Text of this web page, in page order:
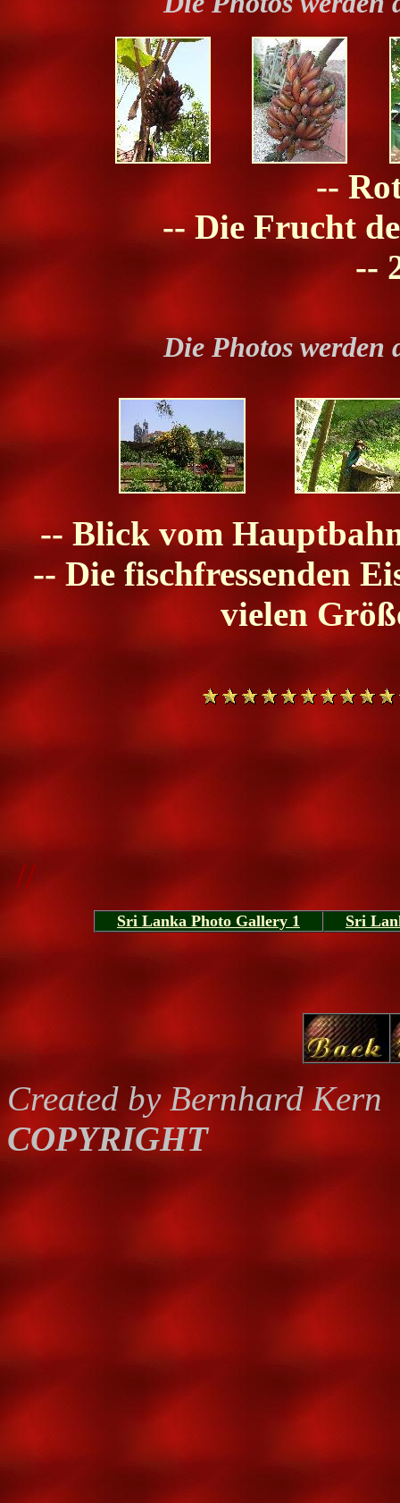
--
-- Die Frucht
--
Die Photos
-- Blick vom
-- Die fischfressenden
vielen
//
Sri Lanka Photo Gallery 1 Sri
Created by Bernhard Kern
COPYRIGHT